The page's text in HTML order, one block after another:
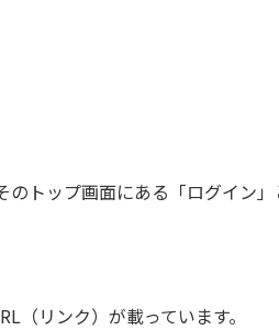
トップ画面にある「ログイン」
リンク）が載っています。